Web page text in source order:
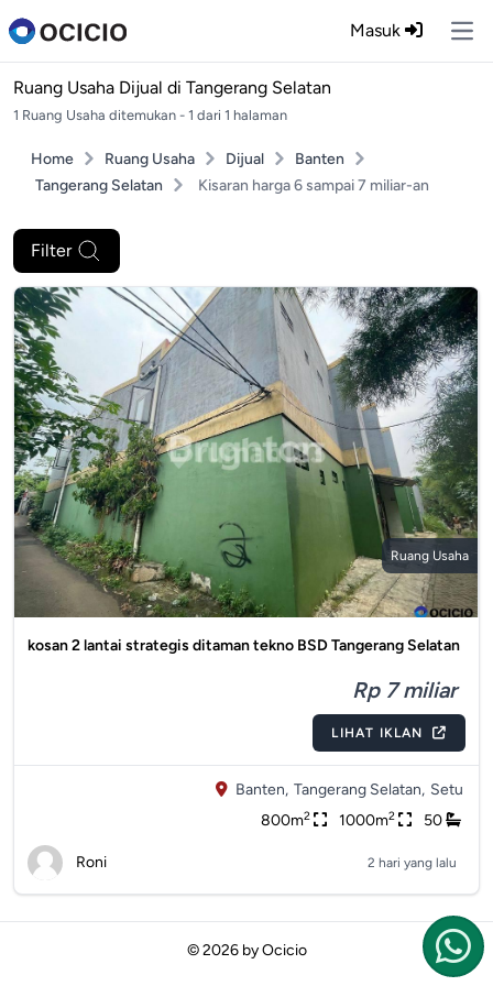
Masuk
Ruang Usaha Dijual di Tangerang Selatan
1 Ruang Usaha ditemukan - 1 dari 1 halaman
Home Ruang Usaha Dijual
Banten
Tangerang Selatan
Kisaran harga 6 sampai 7 miliar-an
Filter
Ruang Usaha
kosan 2 lantai strategis ditaman tekno BSD Tangerang Selatan
Rp 7 miliar
LIHAT IKLAN
Banten, Tangerang Selatan, Setu
800m2 1000m2 50
Roni 2 hari yang lalu
© 2026 byOcicio